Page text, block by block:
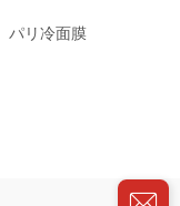
パリ冷面膜